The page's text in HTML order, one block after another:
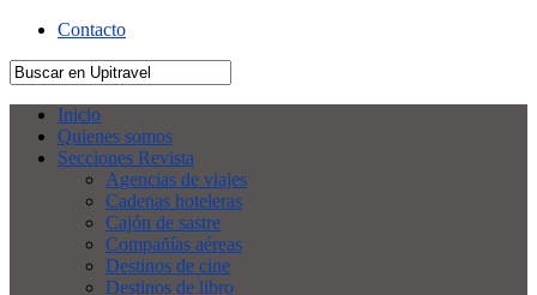
Contacto
Inicio
Quienes somos
Secciones Revista
Agencias de viajes
Cadenas hoteleras
Cajón de sastre
Compañías aéreas
Destinos de cine
Destinos de libro